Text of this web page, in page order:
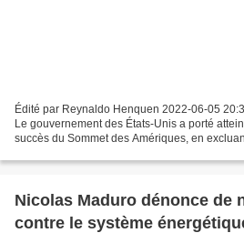
Édité par Reynaldo Henquen 2022-06-05
Le gouvernement des États-Unis a porté
succès du Sommet des Amériques, en
Nicolas Maduro dénonce de
contre le système